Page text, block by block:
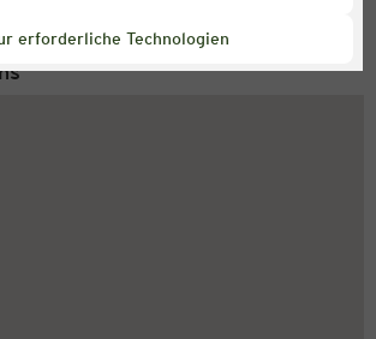
erforderliche Technologien